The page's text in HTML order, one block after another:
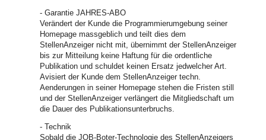
- Garantie JAHRES-ABO
Verändert der Kunde die Programmierumgebung seiner
Homepage massgeblich und teilt dies dem
StellenAnzeiger nicht mit, übernimmt der StellenAnzeiger
bis zur Mitteilung keine Haftung für die ordentliche
Publikation und schuldet keinen Ersatz jedwelcher Art.
Avisiert der Kunde dem StellenAnzeiger techn.
Aenderungen in seiner Homepage stehen die Fristen still
und der StellenAnzeiger verlängert die Mitgliedschaft um
die Dauer des Publikationsunterbruchs.
- Technik
Sobald die JOB-Boter-Technologie des StellenAnzeigers